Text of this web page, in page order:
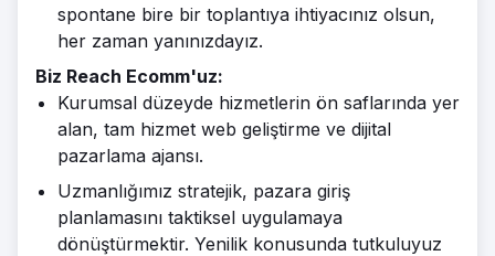
spontane bire bir toplantıya ihtiyacınız olsun,
her zaman yanınızdayız.
Biz Reach Ecomm'uz:
Kurumsal düzeyde hizmetlerin ön saflarında yer
alan, tam hizmet web geliştirme ve dijital
pazarlama ajansı.
Uzmanlığımız stratejik, pazara giriş
planlamasını taktiksel uygulamaya
dönüştürmektir. Yenilik konusunda tutkuluyuz